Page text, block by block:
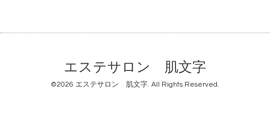
エステサロン 肌文字
©2026 エステサロン 肌文字. All Rights Reserved.